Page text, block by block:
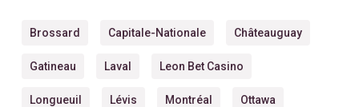
Brossard Capitale-Nationale Châteauguay
Gatineau Laval Leon Bet Casino
Longueuil Lévis Montréal Ottawa